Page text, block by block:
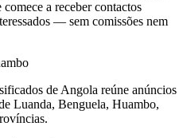
a receber contactos
— sem comissões nem
de Angola reúne anúncios
Luanda, Benguela, Huambo,